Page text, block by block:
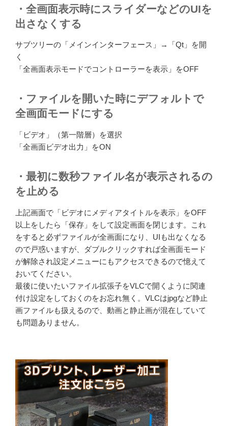
・全画面表示時にスライダーなどのUIを
出さなくする
サブツリーの「メインインターフェース」→「Qt」を開
く
「全画面表示モードでコントローラーを表示」をOFF
・ファイルを開いた時にデフォルトで
全画面モードにする
「ビデオ」（第一階層）を選択
「全画面ビデオ出力」をON
・最初に数秒ファイル名が表示されるの
を止める
上記画面で「ビデオにメディアタイトルを表示」をOFF
以上をしたら「保存」をして設定画面を閉じます。これ
をすると必ずファイルが全画面になり、UIも出なくなる
ので戸惑いますが、ダブルクリックすれば全画面モード
が解除され設定メニューにもアクセスできるので憶えて
おいてください。
最後に使いたいファイル拡張子をVLCで開くように関連
付け設定をしておくのをお忘れ無く。VLCはjpgなど静止
画ファイルも扱えるので、動画と静止画が混在していて
も問題ありません。